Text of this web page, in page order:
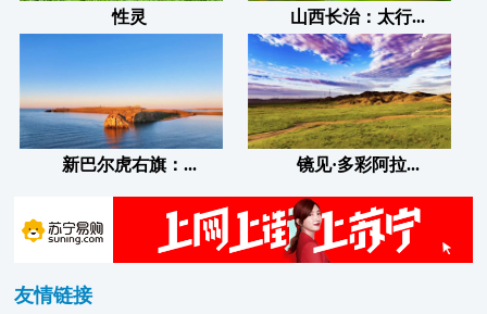
性灵 山西长治：太行...
新巴尔虎右旗：... 镜见·多彩阿拉...
友情链接